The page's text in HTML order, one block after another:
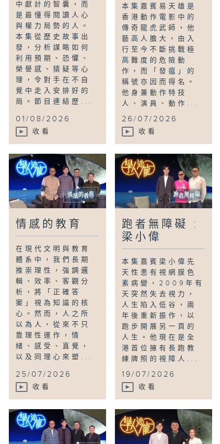
中獻計的智囊，而
是最懂得閱讀人心
與權力局勢的人。
本集從歷史故事出
發，分析謀略如何
利用預期、恐懼、
榮譽感、猜疑等心
理，令對手在不自
覺中走入安排好的
局。節目連結歷...
01/08/2026
收看
本集嘉賓易天雄是
香港動作電影中的
傳奇龍虎武師，他
藝高人膽大，由入
行至今不斷挑戰極
高難度的危險動
作，而「發瘟」的
稱號亦因而得名。
他身兼動作特技
人、演員、動作...
26/07/2026
收看
情感的教育
在現代文明與教育
體系中，我們長期
推崇理性，強調邏
輯、效率、客觀分
析，將「正確答
案」視為知識的核
心。然而，人之所
以為人，從來不只
靠理性運作，情
緒、感受、直覺，
以及同理心來塑...
25/07/2026
收看
跑者無障礙 :
梁小偉
本集嘉賓梁小偉先
天性患有視網膜色
素病變，2009年有
天突然失去視力，
人生陷入低谷，兩
年後重新振作，以
跑步開展另一頁的
人生。他現在是全
港首位擁有長跑教
練牌照的視障人...
19/07/2026
收看